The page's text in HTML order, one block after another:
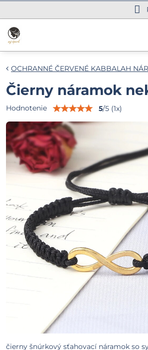
OCHRANNÉ ČERVENÉ KABBALAH
Čierny náramok
Hodnotenie 5/5 (1x)
čierny šnúrkový sťahovací náramok so